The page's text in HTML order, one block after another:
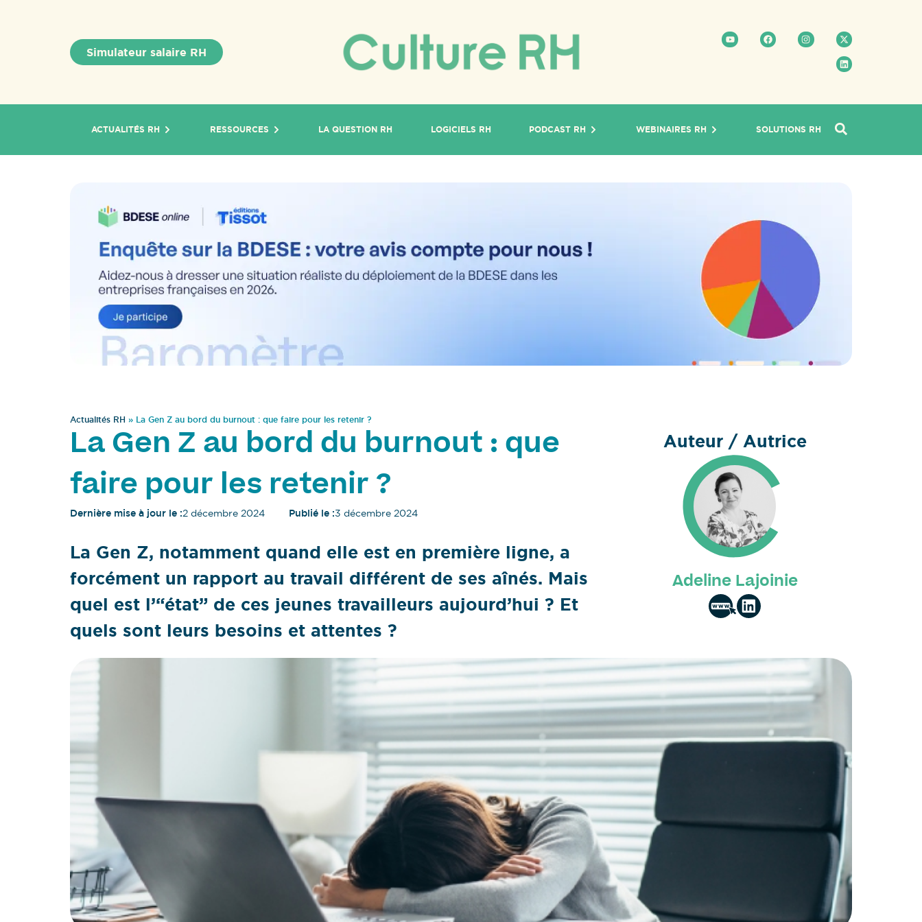
Simulateur salaire RH
ACTUALITÉS RH RESSOURCES LA QUESTION RH LOGICIELS RH PODCAST RH WEBINAIRES RH SOLUTIONS RH
Actualités RH » La Gen Z au bord du burnout : que faire pour les retenir ?
La Gen Z au bord du burnout : que
faire pour les retenir ?
Dernière mise à jour le :2 décembre 2024 Publié le :3 décembre 2024
La Gen Z, notamment quand elle est en première ligne, a
forcément un rapport au travail différent de ses aînés. Mais
quel est l’“état” de ces jeunes travailleurs aujourd’hui ? Et
quels sont leurs besoins et attentes ?
Auteur / Autrice
Adeline Lajoinie